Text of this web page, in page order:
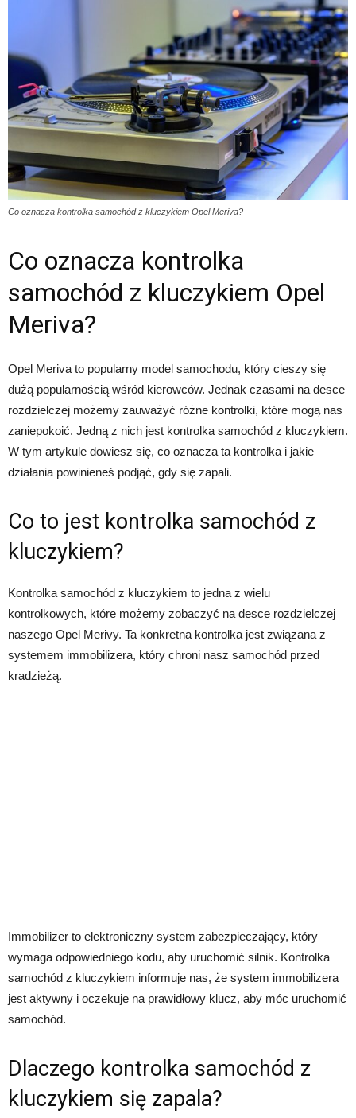
Co oznacza kontrolka samochód z kluczykiem Opel Meriva?
Co oznacza kontrolka
samochód z kluczykiem Opel
Meriva?
Opel Meriva to popularny model samochodu, który cieszy się
dużą popularnością wśród kierowców. Jednak czasami na desce
rozdzielczej możemy zauważyć różne kontrolki, które mogą nas
zaniepokoić. Jedną z nich jest kontrolka samochód z kluczykiem.
W tym artykule dowiesz się, co oznacza ta kontrolka i jakie
działania powinieneś podjąć, gdy się zapali.
Co to jest kontrolka samochód z
kluczykiem?
Kontrolka samochód z kluczykiem to jedna z wielu
kontrolkowych, które możemy zobaczyć na desce rozdzielczej
naszego Opel Merivy. Ta konkretna kontrolka jest związana z
systemem immobilizera, który chroni nasz samochód przed
kradzieżą.
Immobilizer to elektroniczny system zabezpieczający, który
wymaga odpowiedniego kodu, aby uruchomić silnik. Kontrolka
samochód z kluczykiem informuje nas, że system immobilizera
jest aktywny i oczekuje na prawidłowy klucz, aby móc uruchomić
samochód.
Dlaczego kontrolka samochód z
kluczykiem się zapala?